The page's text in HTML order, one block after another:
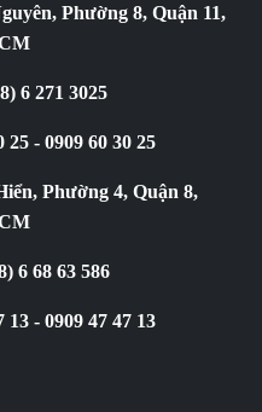
Phường 8, Quận 11,
6 271 3025
- 0909 60 30 25
Phường 4, Quận 8,
6 68 63 586
- 0909 47 47 13